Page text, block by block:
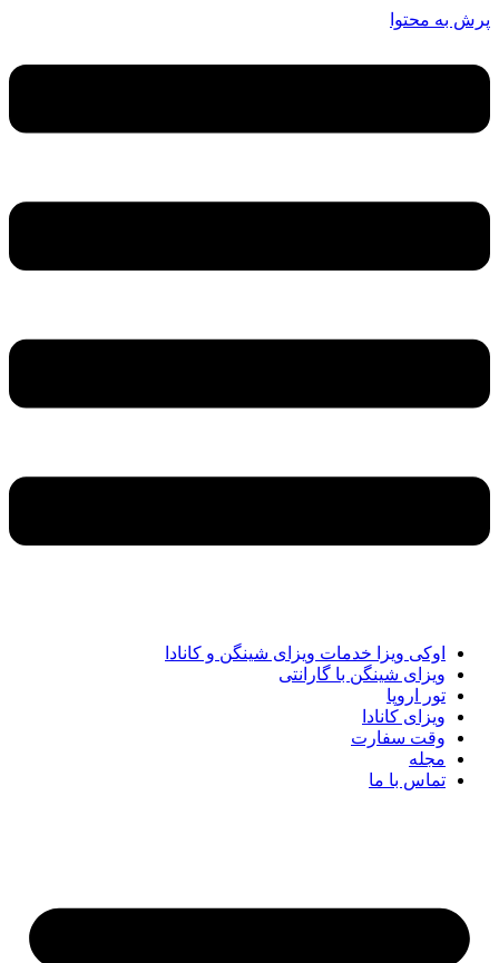
پرش به محتوا
اوکی ویزا خدمات ویزای شینگن و کانادا
ویزای شینگن با گارانتی
تور اروپا
ویزای کانادا
وقت سفارت
مجله
تماس با ما